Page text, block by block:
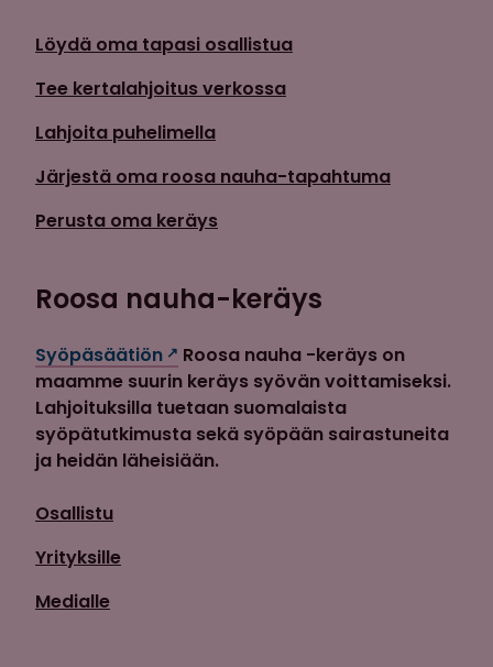
Löydä oma tapasi osallistua
Tee kertalahjoitus verkossa
Lahjoita puhelimella
Järjestä oma roosa nauha-tapahtuma
Perusta oma keräys
Roosa nauha-keräys
Syöpäsäätiön
Roosa nauha -keräys on
maamme suurin keräys syövän voittamiseksi.
Lahjoituksilla tuetaan suomalaista
syöpätutkimusta sekä syöpään sairastuneita
ja heidän läheisiään.
Osallistu
Yrityksille
Medialle